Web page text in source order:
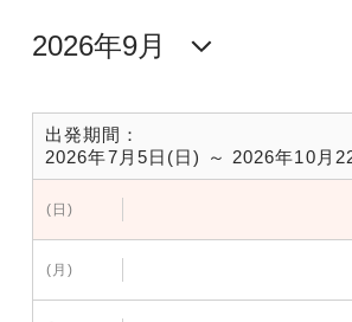
出発期間：
2026年7月5日(日) ～ 2026年10月
(日)
(月)